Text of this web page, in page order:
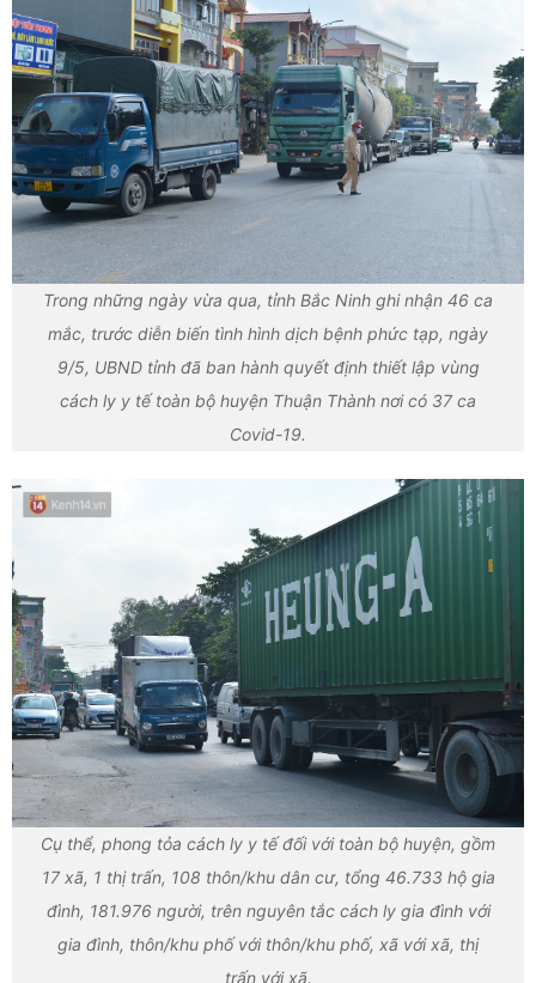
Trong những ngày vừa qua, tỉnh Bắc Ninh ghi nhận 46 ca
mắc, trước diễn biến tình hình dịch bệnh phức tạp, ngày
9/5, UBND tỉnh đã ban hành quyết định thiết lập vùng
cách ly y tế toàn bộ huyện Thuận Thành nơi có 37 ca
Covid-19.
Cụ thể, phong tỏa cách ly y tế đối với toàn bộ huyện, gồm
17 xã, 1 thị trấn, 108 thôn/khu dân cư, tổng 46.733 hộ gia
đình, 181.976 người, trên nguyên tắc cách ly gia đình với
gia đình, thôn/khu phố với thôn/khu phố, xã với xã, thị
trấn với xã.